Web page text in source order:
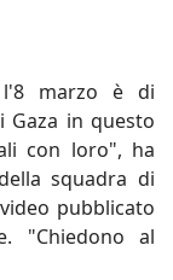
marzo è di
Gaza in questo
con loro", ha
squadra di
pubblicato
"Chiedono al